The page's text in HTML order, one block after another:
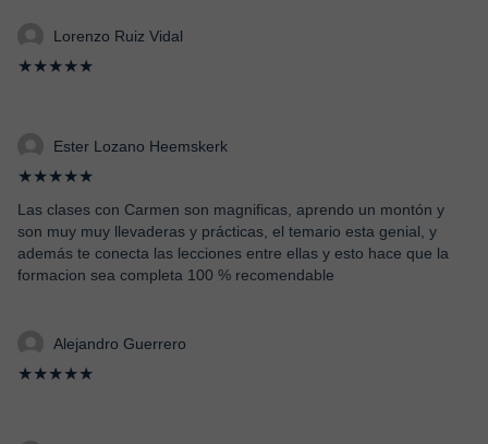
Lorenzo Ruiz Vidal
★★★★★
Ester Lozano Heemskerk
★★★★★
Las clases con Carmen son magnificas, aprendo un montón y
son muy muy llevaderas y prácticas, el temario esta genial, y
además te conecta las lecciones entre ellas y esto hace que la
formacion sea completa 100 % recomendable
Alejandro Guerrero
★★★★★